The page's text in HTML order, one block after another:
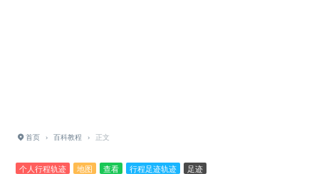
首页 › 百科教程 › 正文
个人行程轨迹 地图 查看 行程足迹轨迹 足迹